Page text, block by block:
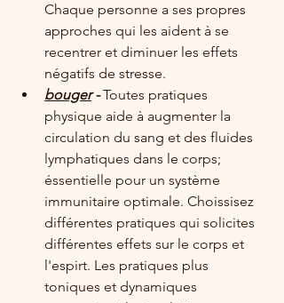
Chaque personne a ses propres
approches qui les aident à se
recentrer et diminuer les effets
négatifs de stresse.
bouger - Toutes pratiques
physique aide à augmenter la
circulation du sang et des fluides
lymphatiques dans le corps;
éssentielle pour un système
immunitaire optimale. Choissisez
différentes pratiques qui solicites
différentes effets sur le corps et
l'espirt. Les pratiques plus
toniques et dynamiques